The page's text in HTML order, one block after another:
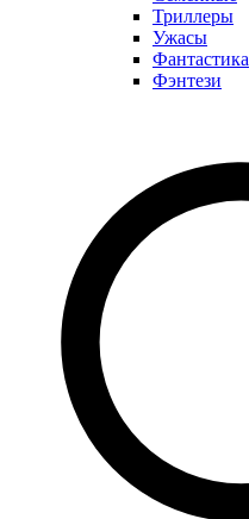
Триллеры
Ужасы
Фантастика
Фэнтези